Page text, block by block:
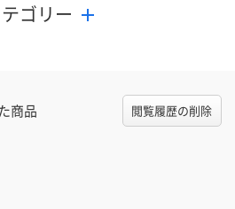
ゴリー
商品 閲覧履歴の削除